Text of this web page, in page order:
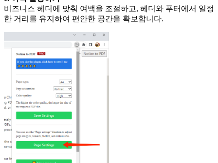
비즈니스 헤더에 맞춰 여백을 조절하고, 헤더와 푸터에서 일정
한 거리를 유지하여 편안한 공간을 확보합니다.